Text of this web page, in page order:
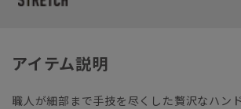
アイテム説明
職人が細部まで手技を尽くした贅沢なハン